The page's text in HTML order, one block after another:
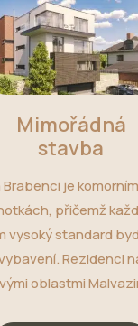
Mimořádná
stavba
je
přičemž
vysoký standard
Rezidenci
oblastmi